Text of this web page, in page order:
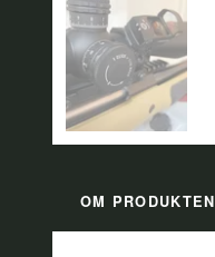
OM PRODUKTEN